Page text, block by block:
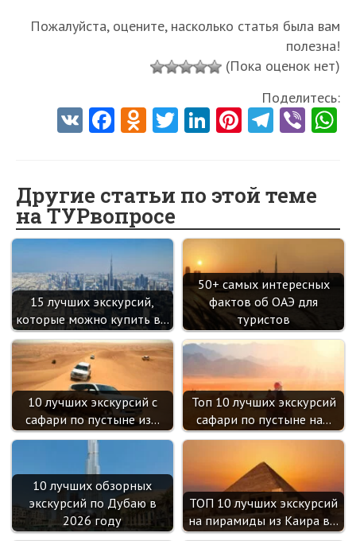
Пожалуйста, оцените, насколько статья была вам
полезна!
(Пока оценок нет)
Поделитесь:
V Fa
o
o
k
O
o
kl
as
sn
ik
i
T
er
Li
dI
n
Pi
es
t
Te
a
m
Vi
Другие статьи по этой теме
на ТУРвопросе
15 лучших экскурсий,
которые можно купить в…
50+ самых интересных
фактов об ОАЭ для
туристов
10 лучших экскурсий с
сафари по пустыне из…
Топ 10 лучших экскурсий
сафари по пустыне на…
10 лучших обзорных
экскурсий по Дубаю в
2026 году
ТОП 10 лучших экскурсий
на пирамиды из Каира в…